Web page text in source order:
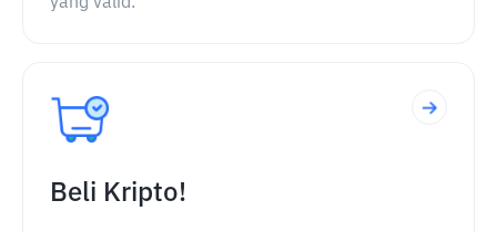
Beli Kripto!